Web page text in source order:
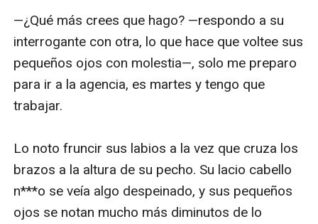
—¿Qué más crees que hago? —respondo a su
interrogante con otra, lo que hace que voltee sus
pequeños ojos con molestia—, solo me preparo
para ir a la agencia, es martes y tengo que
trabajar.
Lo noto fruncir sus labios a la vez que cruza los
brazos a la altura de su pecho. Su lacio cabello
n***o se veía algo despeinado, y sus pequeños
ojos se notan mucho más diminutos de lo